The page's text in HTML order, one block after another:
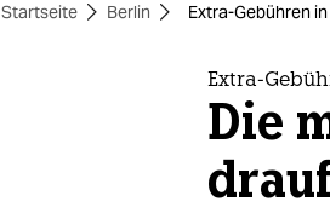
themen
Startseite Berlin Extra-Gebühren
Extra-
Die